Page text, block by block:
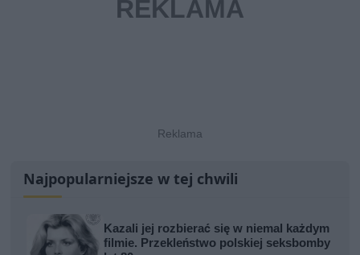
Najpopularniejsze w tej chwili
Kazali jej rozbierać się w niemal każdym
filmie. Przekleństwo polskiej seksbomby